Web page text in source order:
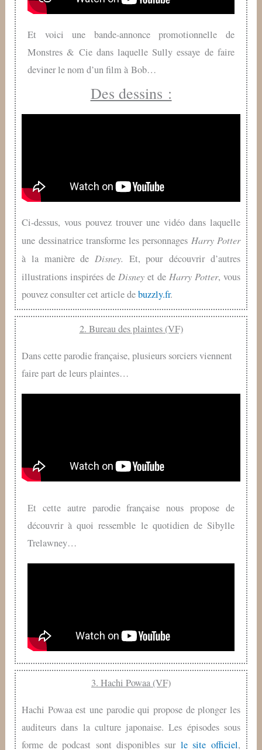
Et voici une bande-annonce promotionnelle de
Monstres & Cie dans laquelle Sully essaye de faire
deviner le nom d’un film à Bob…
Des dessins :
Ci-dessus, vous pouvez trouver une vidéo dans laquelle
une dessinatrice transforme les personnages Harry Potter
à la manière de Disney. Et, pour découvrir d’autres
illustrations inspirées deDisney et de Harry Potter, vous
pouvez consulter cet article debuzzly.fr.
2. Bureau des plaintes (VF)
Dans cette parodie française, plusieurs sorciers viennent
faire part de leurs plaintes…
Et cette autre parodie française nous propose de
découvrir à quoi ressemble le quotidien de Sibylle
Trelawney…
3. Hachi Powaa (VF)
Hachi Powaa est une parodie qui propose de plonger les
auditeurs dans la culture japonaise. Les épisodes sous
forme de podcast sont disponibles sur le site officiel,